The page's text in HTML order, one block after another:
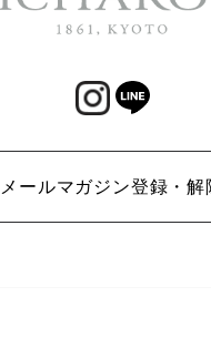
メールマガジン登録・解